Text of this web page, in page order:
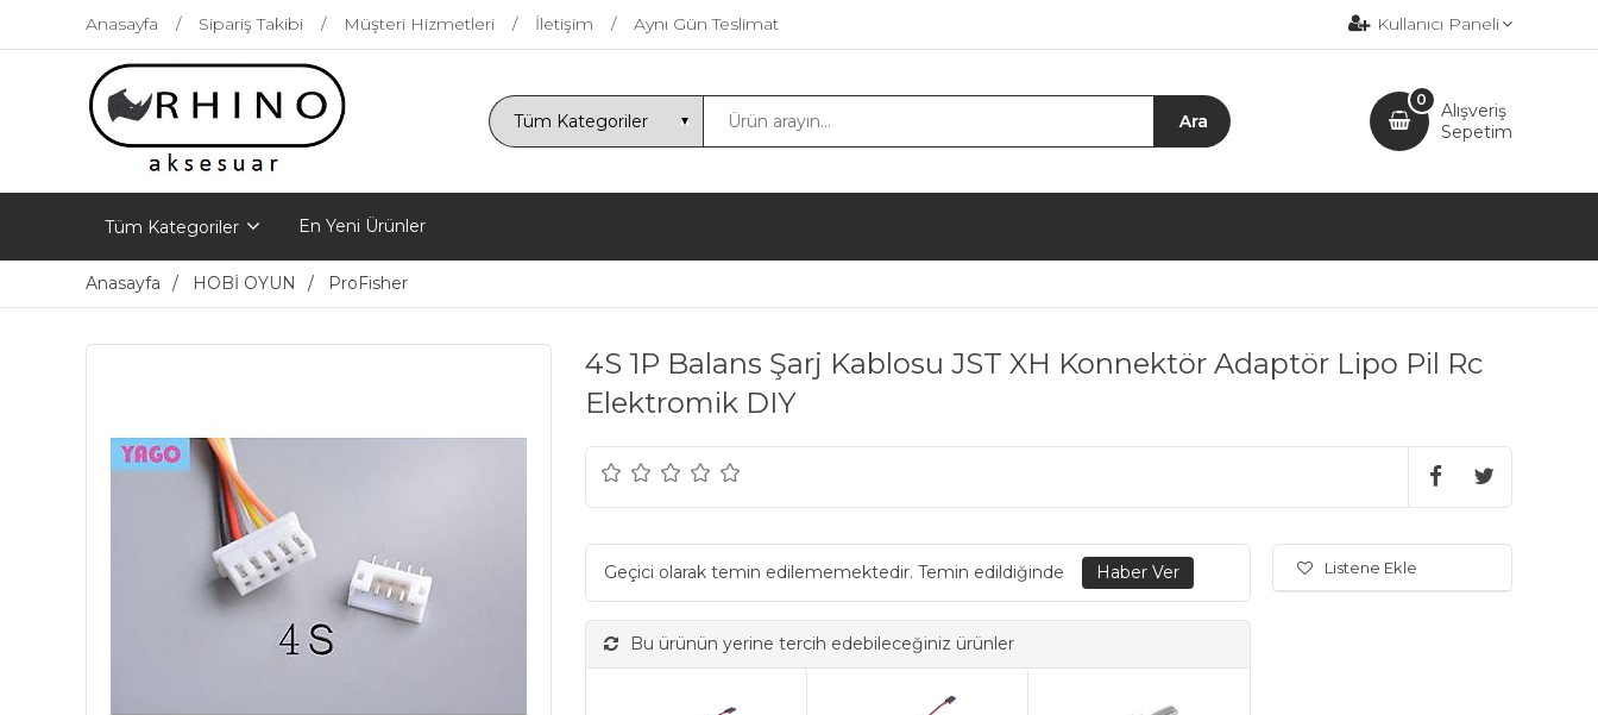
Anasayfa Sipariş Takibi Müşteri Hizmetleri İletişim Aynı Gün Teslimat Kullanıcı Paneli
Alışveriş
Sepetim
0
Tüm Kategoriler En Yeni Ürünler
Anasayfa HOBİ OYUN ProFisher
4S 1P Balans Şarj Kablosu JST XH Konnektör Adaptör Lipo Pil Rc
Elektromik DIY
Geçici olarak temin edilememektedir. Temin edildiğinde
Bu ürünün yerine tercih edebileceğiniz ürünler
Listene Ekle